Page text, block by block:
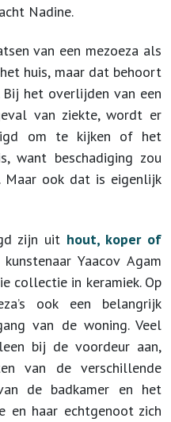
Nadine.
van een mezoeza als
huis, maar dat behoort
het overlijden van een
van ziekte, wordt er
om te kijken of het
want beschadiging zou
Maar ook dat is eigenlijk
zijn uit hout, koper of
Yaacov Agam
collectie in keramiek. Op
ook een belangrijk
van de woning. Veel
bij de voordeur aan,
van de verschillende
de badkamer en het
en haar echtgenoot zich